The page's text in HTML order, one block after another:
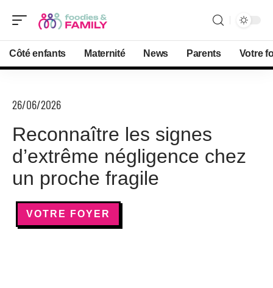
Côté enfants Maternité News Parents Votre
26/06/2026
Reconnaître les signes
d’extrême négligence chez
un proche fragile
VOTRE FOYER